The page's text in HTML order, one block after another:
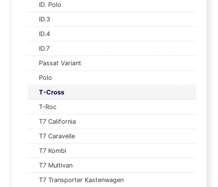
ID. Polo
ID.3
ID.4
ID.7
Passat Variant
Polo
T-Cross
T-Roc
T7 California
T7 Caravelle
T7 Kombi
T7 Multivan
T7 Transporter Kastenwagen